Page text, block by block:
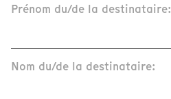
Prénom du/de la destinataire:
Nom du/de la destinataire: